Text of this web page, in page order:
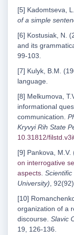
[5] Kadomtseva,
of a simple
[6] Kostusiak, N.
and its
99-103.
[7] Kulyk, B.M.
language.
[8] Melkumova,
informational
communication.
Kryvyi Rih State
10.31812/
[9] Pankova, M.V.
on interrogative
aspects.
University),
[10]
organization of a
discourse. Slavic
19, 126-136.